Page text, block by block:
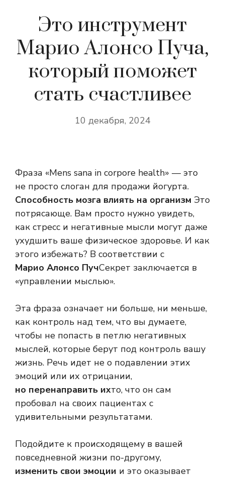
Это инструмент
Марио Алонсо Пуча,
который поможет
стать счастливее
10 декабря, 2024
Фраза «Mens sana in corpore health» — это
не просто слоган для продажи йогурта.
Способность мозга влиять на организм Это
потрясающе. Вам просто нужно увидеть,
как стресс и негативные мысли могут даже
ухудшить ваше физическое здоровье. И как
этого избежать? В соответствии с
Марио Алонсо ПучСекрет заключается в
«управлении мыслью».
Эта фраза означает ни больше, ни меньше,
как контроль над тем, что вы думаете,
чтобы не попасть в петлю негативных
мыслей, которые берут под контроль вашу
жизнь. Речь идет не о подавлении этих
эмоций или их отрицании,
но перенаправить ихто, что он сам
пробовал на своих пациентах с
удивительными результатами.
Подойдите к происходящему в вашей
повседневной жизни по-другому,
изменить свои эмоции и это оказывает